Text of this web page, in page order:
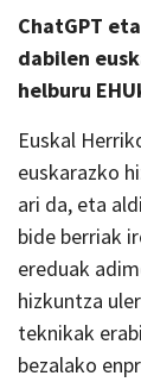
ChatGPT
dabilen
helburu
Euskal
euskarazko
ari da, eta
bide berriak
ereduak
hizkuntza
teknikak
bezalako